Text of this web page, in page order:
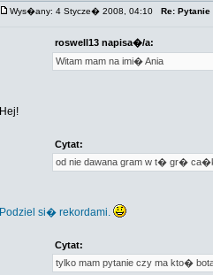
Wys�any: 4 Stycze� 2008, 04:10 Re: Pytanie
roswell13 napisa�/a:
Witam mam na imi� Ania
Hej!
Cytat:
od nie dawana gram w t� gr�
Podziel si� rekordami.
Cytat:
tylko mam pytanie czy ma kto�